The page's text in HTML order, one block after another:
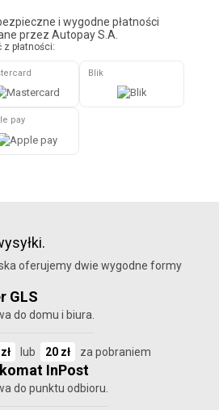
i wygodne płatności
przez Autopay S.A.
płatności:
Blik
pay
oferujemy dwie wygodne formy
GLS
do domu i biura.
lub 20 zł za pobraniem
InPost
do punktu odbioru.